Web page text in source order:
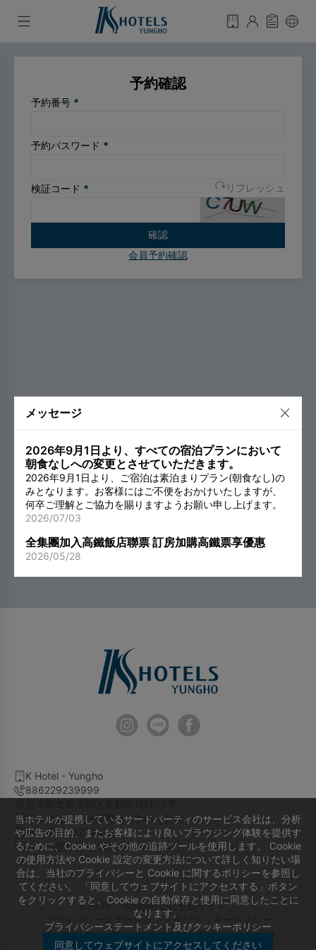
予約確認
予約番号 *
予約パスワード *
検証コード * リフレッシュ
確認
会員予約確認
メッセージ
2026年9月1日より、すべての宿泊プランにおいて
朝食なしへの変更とさせていただきます。
2026年9月1日より、ご宿泊は素泊まりプラン(朝食なし)の
みとなります。お客様にはご不便をおかけいたしますが、
何卒ご理解とご協力を賜りますようお願い申し上げます。
2026/07/03
全集團加入高鐵飯店聯票 訂房加購高鐵票享優惠
2026/05/28
当ホテルが提携しているサードパーティのサービス会社は、分析
や広告の目的、またお客様により良いブラウジング体験を提供す
るために、Cookie やその他の追跡ツールを使用します。 Cookie
の使用方法や Cookie 設定の変更方法について詳しく知りたい場
合は、当社のプライバシーと Cookie に関するポリシーを参照し
てください。 「同意してウェブサイトにアクセスする」ボタン
をクリックすると、Cookie の自動保存と使用に同意したことに
なります。
プライバシーステートメント及びクッキーポリシー
同意してウェブサイトにアクセスしてください
K Hotel - Yungho
886229239999
柯達大飯店股份有限公司永和分公司
会社番号 12789903
ホテル登録番号 新北市旅館008號
K Hotel - Yungho公式予約サイト｜
プライバシーステートメント及びクッキーポリシー
Powered byYotor Information Technology Co., Ltd
© 2014-2026 All Rights Reserved.